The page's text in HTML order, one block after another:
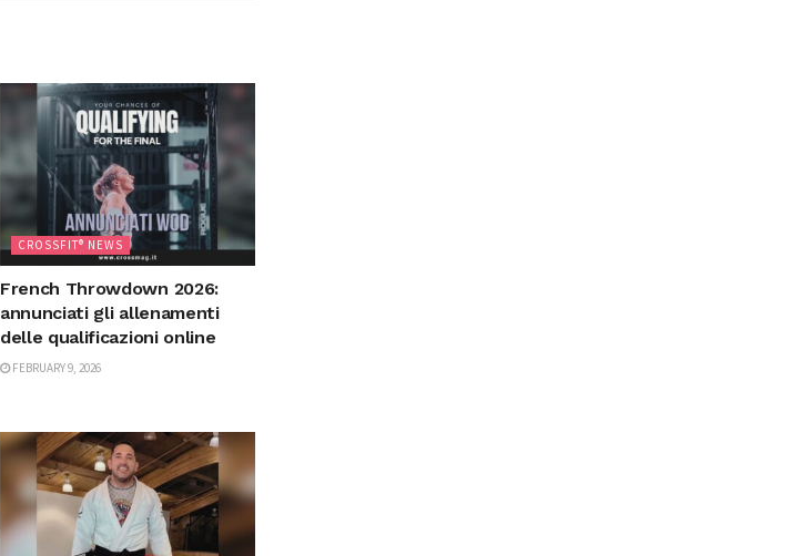
CROSSFIT® NEWS
French Throwdown 2026:
annunciati gli allenamenti
delle qualificazioni online
FEBRUARY 9, 2026